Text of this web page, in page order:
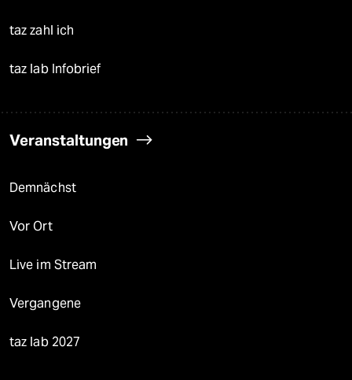
taz zahl ich
taz lab Infobrief
Veranstaltungen
Demnächst
Vor Ort
Live im Stream
Vergangene
taz lab 2027